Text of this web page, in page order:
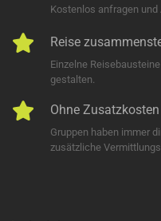
Kostenlos anfragen und
Reise
Einzelne
gestalten.
Ohne Zusatzkosten
Gruppen haben immer
zusätzliche